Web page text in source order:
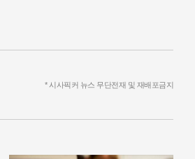
* 시사픽커 뉴스 무단전재 및 재배포금지